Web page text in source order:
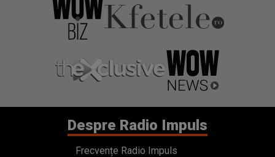
Despre Radio Impuls
Frecvențe Radio Impuls